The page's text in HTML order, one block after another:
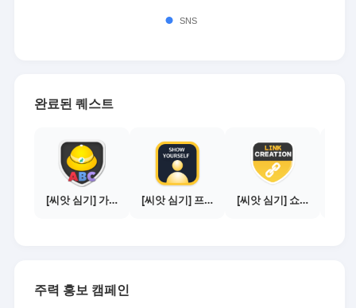
완료된 퀘스트
[씨앗 심기] 가이드보기 - 매체별 활동 가이드 [씨앗 심기] 프로필 사진 등록하기 [씨앗 심기] 쇼핑몰 링크 발급하기 - 제휴몰 10곳
주력 홍보 캠페인